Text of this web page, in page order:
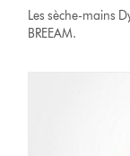
Les sèche-mains
BREEAM.